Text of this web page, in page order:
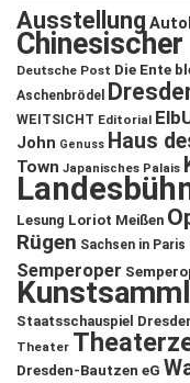
Ausstellung
Deutsche Post Die Ente
Aschenbrödel
WEITSICHT Editorial
John Genuss Haus
Town Japanisches Palais
Lesung Loriot Meißen
Rügen Sachsen in Paris
Semperoper
Staatsschauspiel
Theater
Dresden-Bautzen eG